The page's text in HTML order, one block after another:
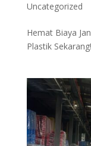
Uncategorized
Hemat Biaya
Plastik Sekarang!